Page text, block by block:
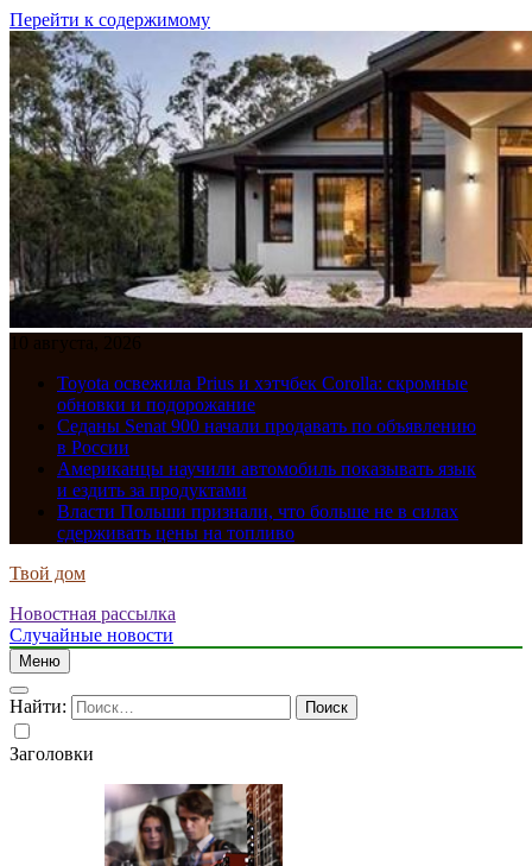
Перейти к содержимому
10 августа, 2026
Toyota освежила Prius и хэтчбек Corolla: скромные
обновки и подорожание
Седаны Senat 900 начали продавать по объявлению
в России
Американцы научили автомобиль показывать язык
и ездить за продуктами
Власти Польши признали, что больше не в силах
сдерживать цены на топливо
Твой дом
Новостная рассылка
Случайные новости
Меню
Найти:
Заголовки